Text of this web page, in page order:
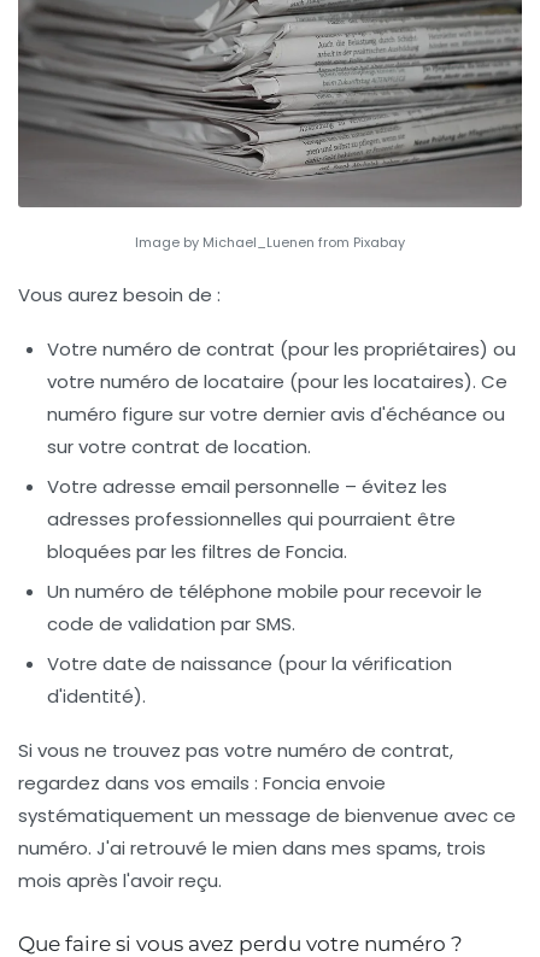
Image by Michael_Luenen from Pixabay
Vous aurez besoin de :
Votre numéro de contrat (pour les propriétaires) ou
votre numéro de locataire (pour les locataires). Ce
numéro figure sur votre dernier avis d'échéance ou
sur votre contrat de location.
Votre adresse email personnelle – évitez les
adresses professionnelles qui pourraient être
bloquées par les filtres de Foncia.
Un numéro de téléphone mobile pour recevoir le
code de validation par SMS.
Votre date de naissance (pour la vérification
d'identité).
Si vous ne trouvez pas votre numéro de contrat,
regardez dans vos emails : Foncia envoie
systématiquement un message de bienvenue avec ce
numéro. J'ai retrouvé le mien dans mes spams, trois
mois après l'avoir reçu.
Que faire si vous avez perdu votre numéro ?